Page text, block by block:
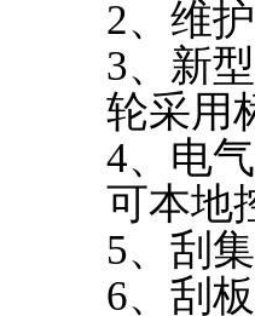
2、维
3、新
轮采用
4、电
可本地
5、刮
6、刮